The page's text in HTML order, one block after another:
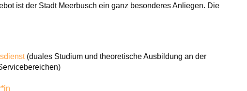
ist der Stadt Meerbusch ein ganz besonderes Anliegen. Die
(duales Studium und theoretische Ausbildung an der